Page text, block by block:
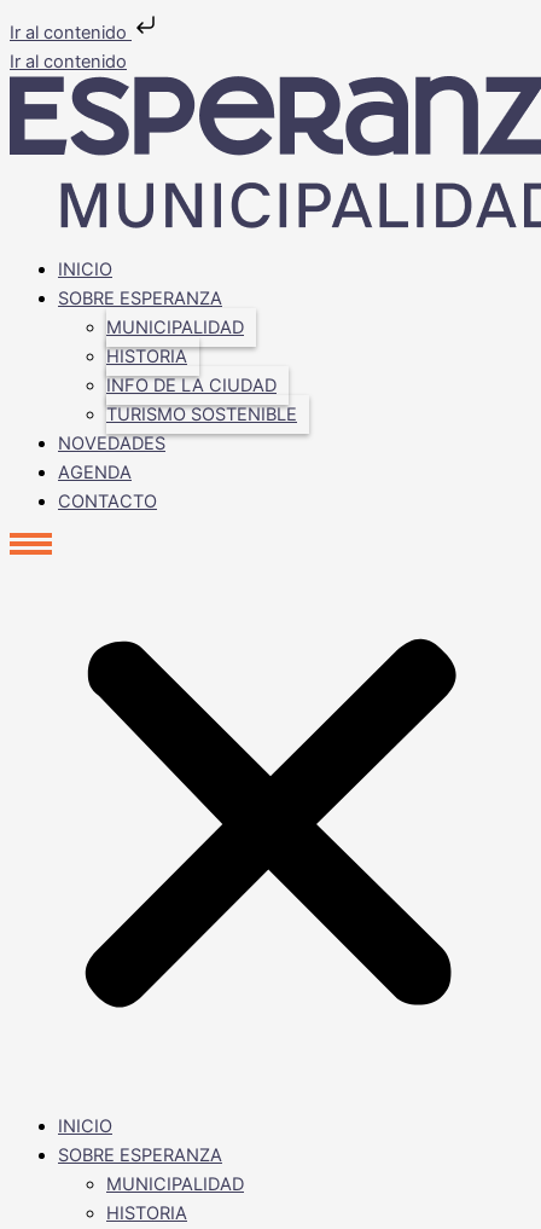
Ir al contenido
Ir al contenido
INICIO
SOBRE ESPERANZA
MUNICIPALIDAD
HISTORIA
INFO DE LA CIUDAD
TURISMO SOSTENIBLE
NOVEDADES
AGENDA
CONTACTO
INICIO
SOBRE ESPERANZA
MUNICIPALIDAD
HISTORIA